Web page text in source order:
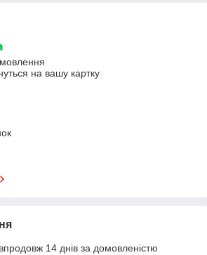
на вашу картку
14 днів за домовленістю